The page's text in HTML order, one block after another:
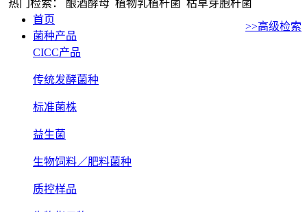
热门检索： 酿酒酵母 植物乳植杆菌 枯草芽胞杆菌
>>高级检索
首页
菌种产品
CICC产品
传统发酵菌种
标准菌株
益生菌
生物饲料／肥料菌种
质控样品